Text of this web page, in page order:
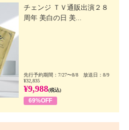
チェンジ ＴＶ通販出演２８
周年 美白の日 美...
先行予約期間：7/27〜8/8 放送日：8/9
¥32,835
¥9,988(税込)
69%OFF